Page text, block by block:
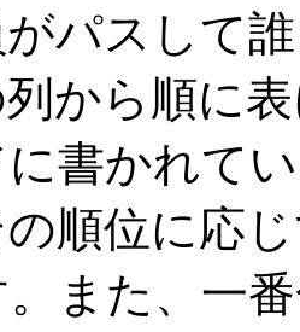
パスして
から順に
書かれて
順位に応
また、一